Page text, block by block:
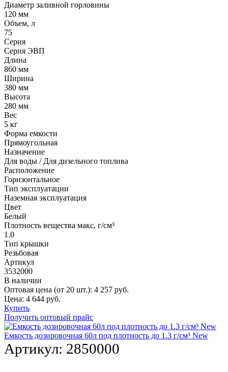
Диаметр заливной горловины
120 мм
Объем, л
75
Серия
Серия ЭВП
Длина
860 мм
Ширина
380 мм
Высота
280 мм
Вес
5 кг
Форма емкости
Прямоугольная
Назначение
Для воды / Для дизельного топлива
Расположение
Горизонтальное
Тип эксплуатации
Наземная эксплуатация
Цвет
Белый
Плотность вещества макс, г/см³
1.0
Тип крышки
Резьбовая
Артикул
3532000
В наличии
Оптовая цена (от 20 шт.): 4 257 руб.
Цена: 4 644 руб.
Купить
Получить оптовый прайс
Емкость дозировочная 60л под плотность до 1.3 г/см³ New
Артикул: 2850000